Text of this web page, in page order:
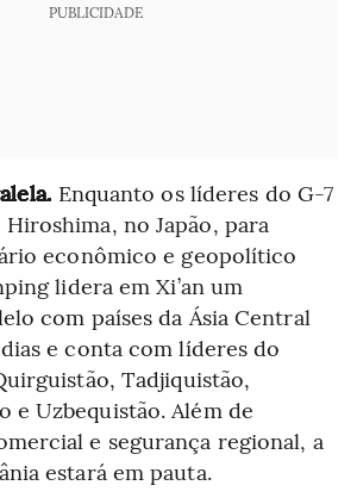
PUBLICIDADE
Enquanto os líderes do G-7
no Japão, para
econômico e geopolítico
lidera em Xi’an um
com países da Ásia Central
e conta com líderes do
Tadjiquistão,
e Uzbequistão. Além de
e segurança regional, a
estará em pauta.